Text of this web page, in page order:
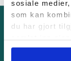
sosiale
som kan
du har gjort